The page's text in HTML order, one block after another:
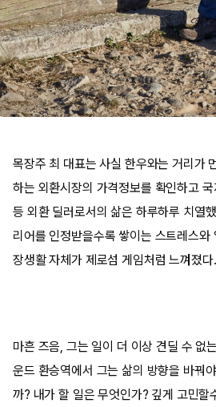
목장주 최 대표는 사실 한우와는 거리가
하는 외환시장의 가격정보를 확인하고
등 외환 딜러로서의 삶은 하루하루 치열
리어를 인정받을수록 쌓이는 스트레스와
장생활 자체가 제로섬 게임처럼 느껴졌다.
마흔 즈음, 그는 일이 더 이상 견딜 수 없
운드 환승역에서 그는 삶의 방향을 바꿔
까? 내가 할 일은 무엇인가? 깊게 고민할